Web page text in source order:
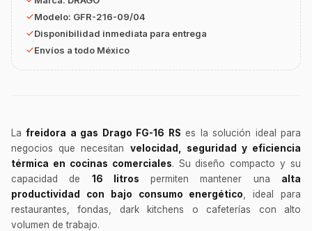
Modelo: GFR-216-09/04
Disponibilidad inmediata para entrega
Envíos a todo México
Lafreidora a gas Drago FG-16 RS es la solución ideal para
negocios que necesitan velocidad, seguridad y eficiencia
térmica en cocinas comerciales. Su diseño compacto y su
capacidad de 16 litros permiten mantener una alta
productividad con bajo consumo energético , ideal para
restaurantes, fondas, dark kitchens o cafeterías con alto
volumen de trabajo.
Métodos de envío y entrega